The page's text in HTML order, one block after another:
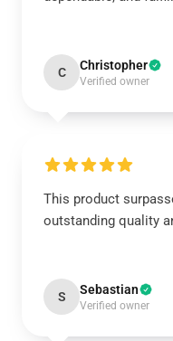
C Christopher
Verified owner
This product
outstanding quality
S Sebastian
Verified owner